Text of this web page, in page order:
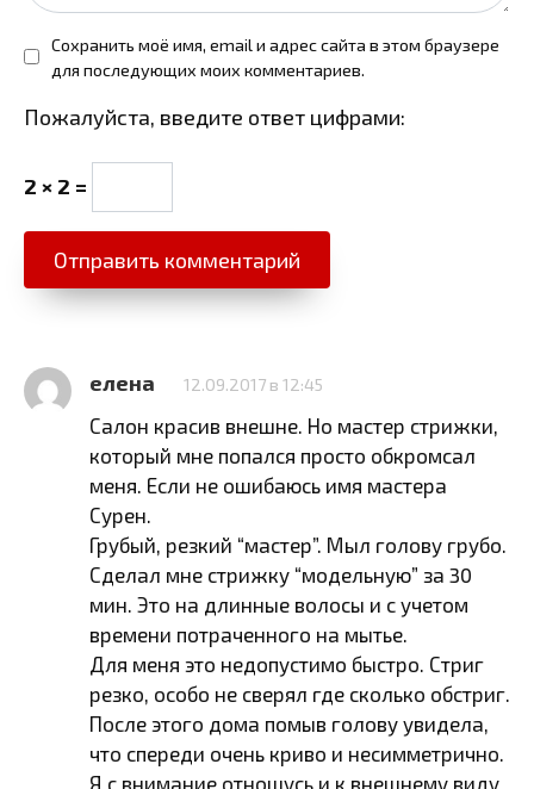
Сохранить моё имя, email и адрес сайта в этом браузере
для последующих моих комментариев.
Пожалуйста, введите ответ цифрами:
2 × 2 =
елена 12.09.2017 в 12:45
Салон красив внешне. Но мастер стрижки,
который мне попался просто обкромсал
меня. Если не ошибаюсь имя мастера
Сурен.
Грубый, резкий “мастер”. Мыл голову грубо.
Сделал мне стрижку “модельную” за 30
мин. Это на длинные волосы и с учетом
времени потраченного на мытье.
Для меня это недопустимо быстро. Стриг
резко, особо не сверял где сколько обстриг.
После этого дома помыв голову увидела,
что спереди очень криво и несимметрично.
Я с внимание отношусь и к внешнему виду